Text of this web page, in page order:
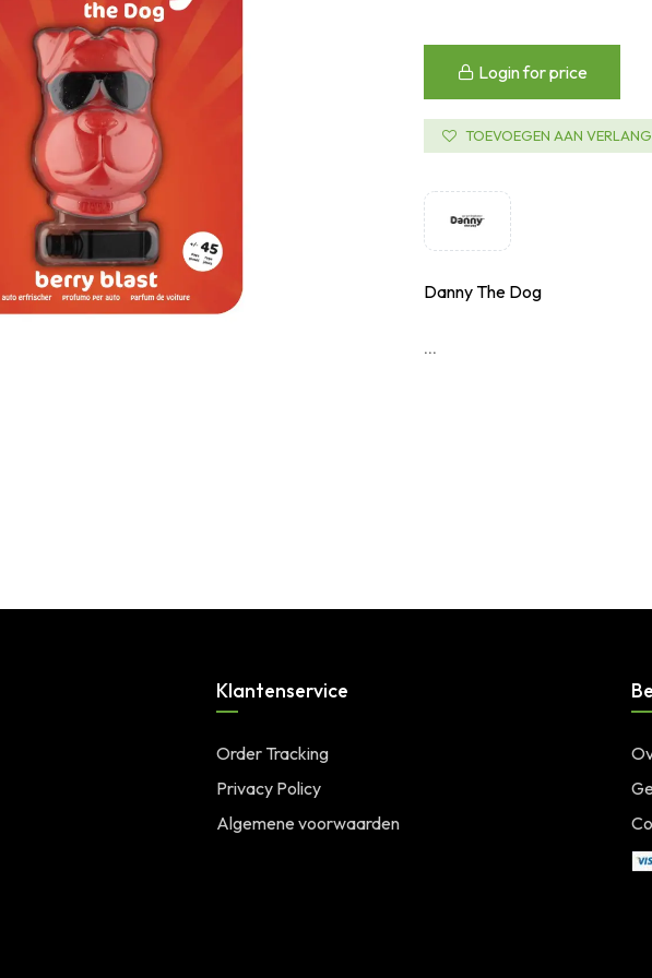
Login for price
TOEVOEGEN AAN
Danny The Dog
...
Klantenservice
Order Tracking
Privacy Policy
Algemene voorwaarden